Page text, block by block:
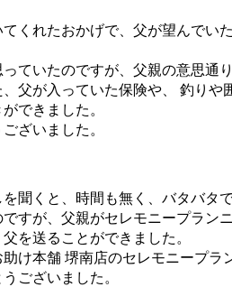
くれたおかげで、父が望んでい
ていたのですが、父親の意思通
父が入っていた保険や、 釣りや
できました。
ざいました。
聞くと、時間も無く、バタバタ
すが、父親がセレモニープラン
を送ることができました。
け本舗 堺南店のセレモニープラ
ございました。